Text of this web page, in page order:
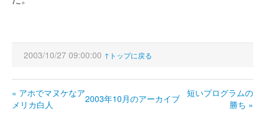
2003/10/27 09:00:00 ↑トップに戻る
« アホでマヌケなア
メリカ白人
2003年10月のアーカイブ 短いプログラムの
勝ち »